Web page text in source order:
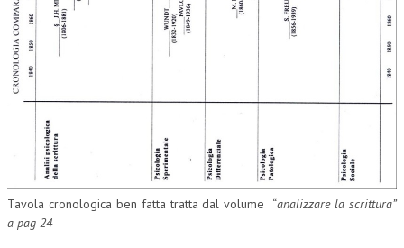
Tavola cronologica ben fatta tratta dal volume “analizzare la scrittura”
a pag 24